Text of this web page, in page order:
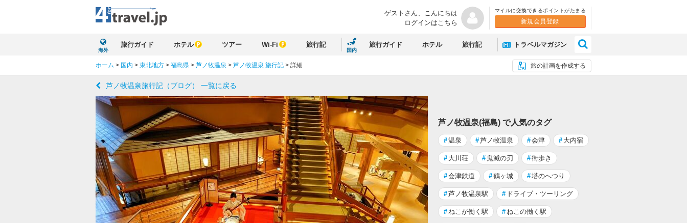
ゲストさん、 こんにちは
ログインはこちら
マイルに交換できるポイントがたまる
新規会員登録
海外
旅行ガイド ホテル ツアー Wi-Fi 旅行記
国内
旅行ガイド ホテル 旅行記 トラベルマガジン
旅の計画を作成する
ホーム > 国内 > 東北地方 > 福島県 > 芦ノ牧温泉 > 芦ノ牧温泉 旅行記 > 詳細
芦ノ牧温泉旅行記（ブログ） 一覧に戻る
芦ノ牧温泉(福島) で人気のタグ
#温泉 #芦ノ牧温泉 #会津 # 大内宿
# 大川荘 # 鬼滅の刃 #街歩き
#会津鉄道 #鶴ヶ城 #塔のへつり
#芦ノ牧温泉駅 # ドライブ・ツーリング
#ねこが働く駅 #ねこの働く駅